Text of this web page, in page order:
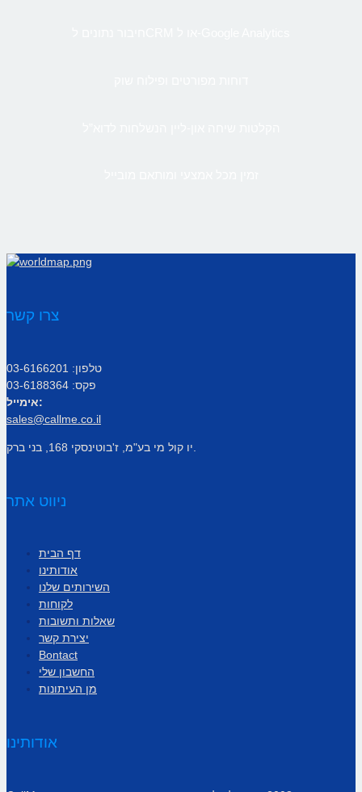
צרו קשר
טלפון: 03-6166201
פקס: 03-6188364
אימייל:
sales@callme.co.il
ניווט אתר
דף הבית
אודותינו
השירותים שלנו
לקוחות
שאלות ותשובות
יצירת קשר
Bontact
החשבון שלי
מן העיתונות
אודותינו